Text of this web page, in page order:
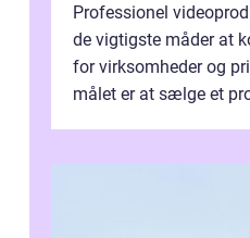
Professionel
de vigtigste måder at
for virksomheder og
målet er at sælge et